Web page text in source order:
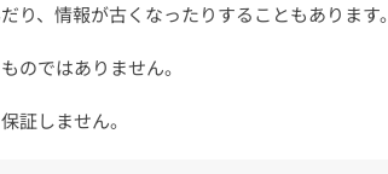
り、情報が古くなったりすることもあります。
のではありません。
証しません。